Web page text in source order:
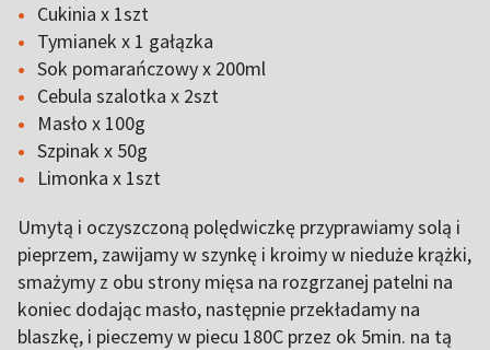
Cukinia x 1szt
Tymianek x 1 gałązka
Sok pomarańczowy x 200ml
Cebula szalotka x 2szt
Masło x 100g
Szpinak x 50g
Limonka x 1szt
Umytą i oczyszczoną polędwiczkę przyprawiamy solą i
pieprzem, zawijamy w szynkę i kroimy w nieduże krążki,
smażymy z obu strony mięsa na rozgrzanej patelni na
koniec dodając masło, następnie przekładamy na
blaszkę, i pieczemy w piecu 180C przez ok 5min. na tą